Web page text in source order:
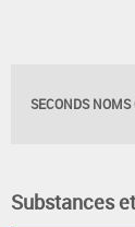
SECONDS
Substances